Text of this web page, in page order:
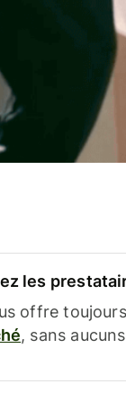
les
offre
, sans